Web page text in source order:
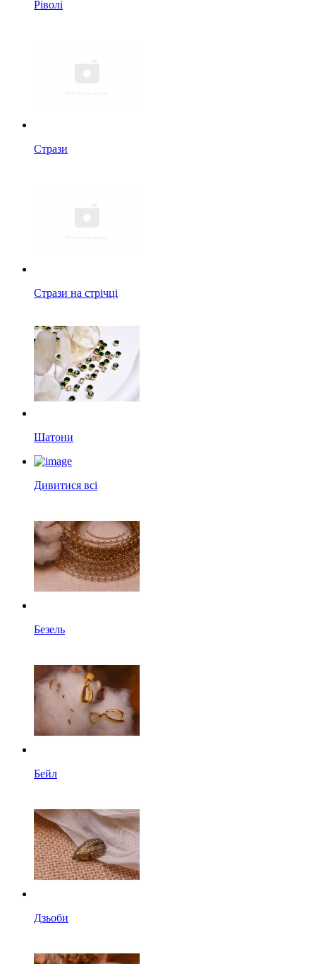
Ріволі
Стрази
Стрази на стрічці
Шатони
Дивитися всі
Безель
Бейл
Дзьоби